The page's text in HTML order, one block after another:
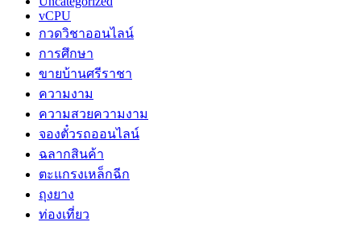
vCPU
กวดวิชาออนไลน์
การศึกษา
ขายบ้านศรีราชา
ความงาม
ความสวยความงาม
จองตั๋วรถออนไลน์
ฉลากสินค้า
ตะแกรงเหล็กฉีก
ถุงยาง
ท่องเที่ยว